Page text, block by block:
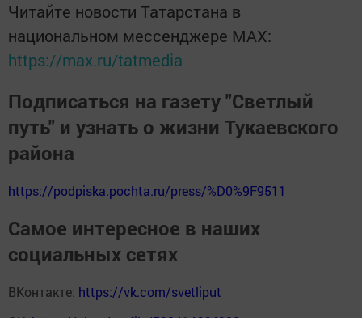
Читайте новости Татарстана в
национальном мессенджере MАХ:
https://max.ru/tatmedia
Подписаться на газету "Светлый
путь" и узнать о жизни Тукаевского
района
https://podpiska.pochta.ru/press/%D0%9F9511
Самое интересное в наших
социальных сетях
ВКонтакте: https://vk.com/svetliput